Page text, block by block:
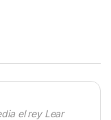
el rey Lear